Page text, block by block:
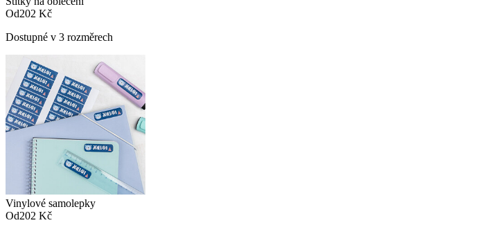
Od202 Kč
Dostupné v 3 rozměrech
Vinylové samolepky
Od202 Kč